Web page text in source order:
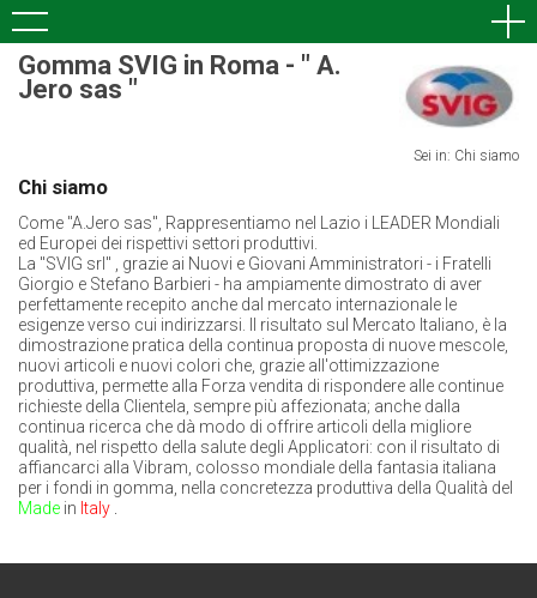
Gomma SVIG in Roma - " A.
Jero sas "
Sei in: Chi siamo
Chi siamo
Come "A.Jero sas", Rappresentiamo nel Lazio i LEADER Mondiali
ed Europei dei rispettivi settori produttivi.
La "SVIG srl" , grazie ai Nuovi e Giovani Amministratori - i Fratelli
Giorgio e Stefano Barbieri - ha ampiamente dimostrato di aver
perfettamente recepito anche dal mercato internazionale le
esigenze verso cui indirizzarsi. Il risultato sul Mercato Italiano, è la
dimostrazione pratica della continua proposta di nuove mescole,
nuovi articoli e nuovi colori che, grazie all'ottimizzazione
produttiva, permette alla Forza vendita di rispondere alle continue
richieste della Clientela, sempre più affezionata; anche dalla
continua ricerca che dà modo di offrire articoli della migliore
qualità, nel rispetto della salute degli Applicatori: con il risultato di
affiancarci alla Vibram, colosso mondiale della fantasia italiana
per i fondi in gomma, nella concretezza produttiva della Qualità del
Made in Italy